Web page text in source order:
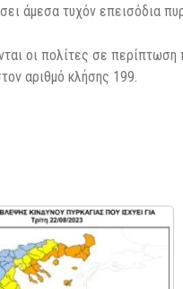
άμεσα τυχόν επεισόδια
οι πολίτες σε
αριθμό κλήσης 199.